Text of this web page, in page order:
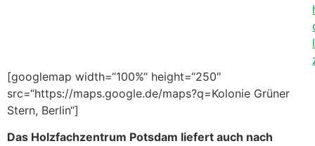
l
[googlemap width=“100%“ height=“250″
src=“https://maps.google.de/maps?q=Kolonie Grüner
Stern, Berlin“]
Das Holzfachzentrum Potsdam liefert auch nach